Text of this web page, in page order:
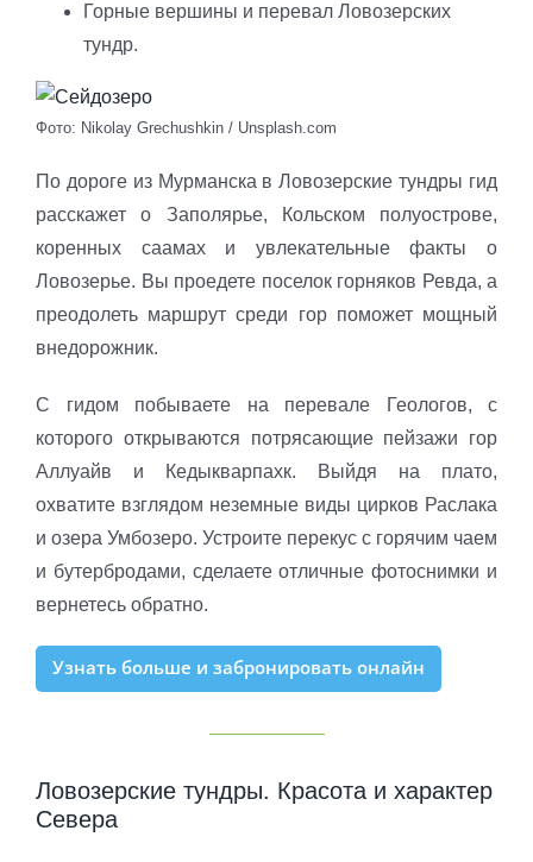
Горные вершины и перевал Ловозерских
тундр.
Фото: Nikolay Grechushkin / Unsplash.com
По дороге из Мурманска в Ловозерские тундры гид
расскажет о Заполярье, Кольском полуострове,
коренных саамах и увлекательные факты о
Ловозерье. Вы проедете поселок горняков Ревда, а
преодолеть маршрут среди гор поможет мощный
внедорожник.
С гидом побываете на перевале Геологов, с
которого открываются потрясающие пейзажи гор
Аллуайв и Кедыкварпахк. Выйдя на плато,
охватите взглядом неземные виды цирков Раслака
и озера Умбозеро. Устроите перекус с горячим чаем
и бутербродами, сделаете отличные фотоснимки и
вернетесь обратно.
Узнать больше и забронировать онлайн
Ловозерские тундры. Красота и характер
Севера